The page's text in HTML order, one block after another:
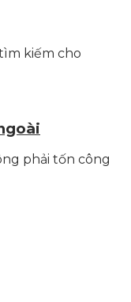
kiếm cho
phải tốn công